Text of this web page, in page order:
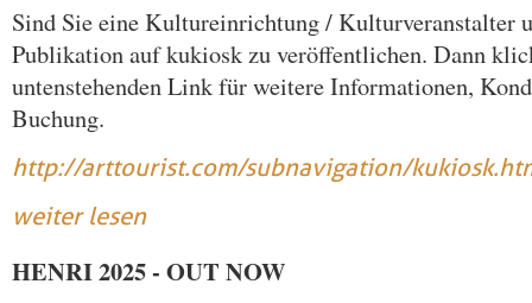
Sind Sie eine Kultureinrichtung / Kulturveranstalter
Publikation auf kukiosk zu veröffentlichen. Dann
untenstehenden Link für weitere Informationen,
Buchung.
http://arttourist.com/subnavigation/
weiter lesen
HENRI 2025 - OUT NOW